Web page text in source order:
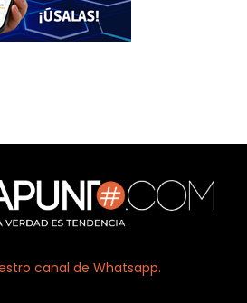
canal de Whatsapp.